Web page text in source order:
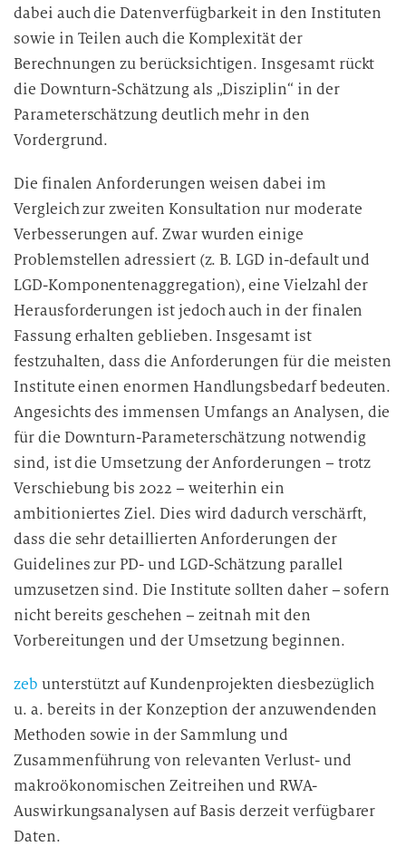
dabei auch die Datenverfügbarkeit in den Instituten
sowie in Teilen auch die Komplexität der
Berechnungen zu berücksichtigen. Insgesamt rückt
die Downturn-Schätzung als „Disziplin“ in der
Parameterschätzung deutlich mehr in den
Vordergrund.
Die finalen Anforderungen weisen dabei im
Vergleich zur zweiten Konsultation nur moderate
Verbesserungen auf. Zwar wurden einige
Problemstellen adressiert (z. B. LGD in-default und
LGD-Komponentenaggregation), eine Vielzahl der
Herausforderungen ist jedoch auch in der finalen
Fassung erhalten geblieben. Insgesamt ist
festzuhalten, dass die Anforderungen für die meisten
Institute einen enormen Handlungsbedarf bedeuten.
Angesichts des immensen Umfangs an Analysen, die
für die Downturn-Parameterschätzung notwendig
sind, ist die Umsetzung der Anforderungen – trotz
Verschiebung bis 2022 – weiterhin ein
ambitioniertes Ziel. Dies wird dadurch verschärft,
dass die sehr detaillierten Anforderungen der
Guidelines zur PD- und LGD-Schätzung parallel
umzusetzen sind. Die Institute sollten daher – sofern
nicht bereits geschehen – zeitnah mit den
Vorbereitungen und der Umsetzung beginnen.
zeb unterstützt auf Kundenprojekten diesbezüglich
u. a. bereits in der Konzeption der anzuwendenden
Methoden sowie in der Sammlung und
Zusammenführung von relevanten Verlust- und
makroökonomischen Zeitreihen und RWA-
Auswirkungsanalysen auf Basis derzeit verfügbarer
Daten.